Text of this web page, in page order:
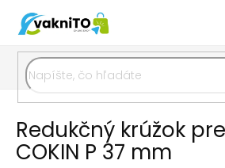
obsah
Redukčný krúžok
COKIN P 37 mm